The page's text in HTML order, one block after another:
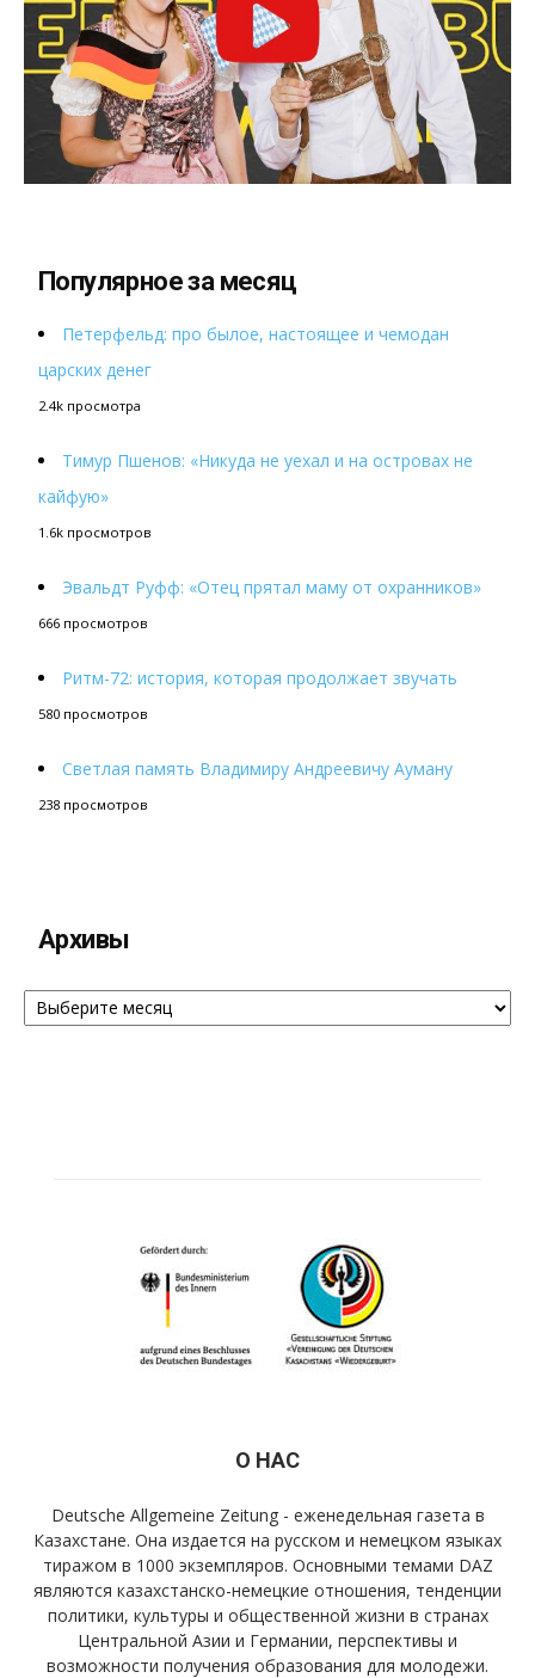
Популярное за месяц
Петерфельд: про былое, настоящее и чемодан
царских денег
2.4k просмотра
Тимур Пшенов: «Никуда не уехал и на островах не
кайфую»
1.6k просмотров
Эвальдт Руфф: «Отец прятал маму от охранников»
666 просмотров
Ритм-72: история, которая продолжает звучать
580 просмотров
Светлая память Владимиру Андреевичу Ауману
238 просмотров
Архивы
Архивы
О НАС
Deutsche Allgemeine Zeitung - еженедельная газета в
Казахстане. Она издается на русском и немецком языках
тиражом в 1000 экземпляров. Основными темами DAZ
являются казахстанско-немецкие отношения, тенденции
политики, культуры и общественной жизни в странах
Центральной Азии и Германии, перспективы и
возможности получения образования для молодежи.